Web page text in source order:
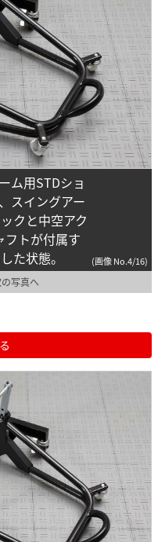
ム用STDショ
スイングアー
クと中空アク
フトが付属す
た状態。
(画像 No.4/16)
写真へ